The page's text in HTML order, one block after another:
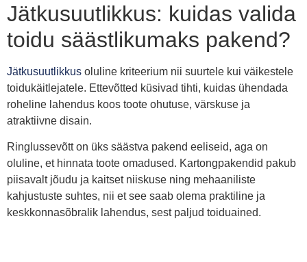
Jätkusuutlikkus: kuidas valida
toidu säästlikumaks pakend?
Jätkusuutlikkus oluline kriteerium nii suurtele kui väikestele
toidukäitlejatele. Ettevõtted küsivad tihti, kuidas ühendada
roheline lahendus koos toote ohutuse, värskuse ja
atraktiivne disain.
Ringlussevõtt on üks säästva pakend eeliseid, aga on
oluline, et hinnata toote omadused. Kartongpakendid pakub
piisavalt jõudu ja kaitset niiskuse ning mehaaniliste
kahjustuste suhtes, nii et see saab olema praktiline ja
keskkonnasõbralik lahendus, sest paljud toiduained.